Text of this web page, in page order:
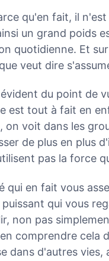
qu'en fait, il
un grand poids
quotidienne. Et
veut dire
du point de
est tout à fait en
on voit dans les
de plus en plus
pas la force
qui en fait vous
puissant qui vous
non pas
comprendre cela
dans d'autres